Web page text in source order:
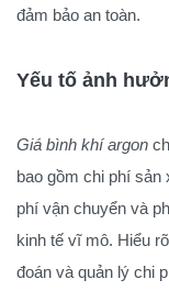
đảm bảo an toàn.
Yếu tố ảnh
Giá bình khí argon
bao gồm chi phí
phí vận chuyển và
kinh tế vĩ mô. Hiểu
đoán và quản lý chi